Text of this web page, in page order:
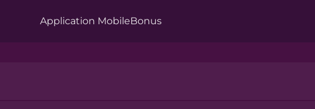
Application MobileBonus